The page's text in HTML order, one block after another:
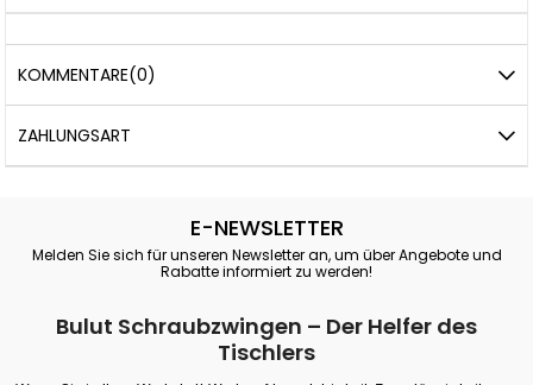
KOMMENTARE(0)
ZAHLUNGSART
E-NEWSLETTER
Melden Sie sich für unseren Newsletter an, um über Angebote und
Rabatte informiert zu werden!
Bulut Schraubzwingen – Der Helfer des
Tischlers